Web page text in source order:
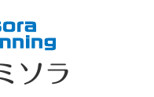
ソラ